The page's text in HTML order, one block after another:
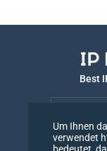
Best
Um Ihnen
verwendet